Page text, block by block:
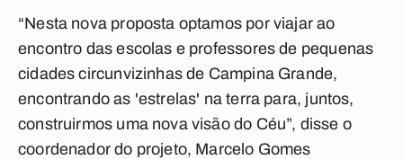
“Nesta nova proposta optamos por viajar ao
encontro das escolas e professores de pequenas
cidades circunvizinhas de Campina Grande,
encontrando as 'estrelas' na terra para, juntos,
construirmos uma nova visão do Céu”, disse o
coordenador do projeto, Marcelo Gomes